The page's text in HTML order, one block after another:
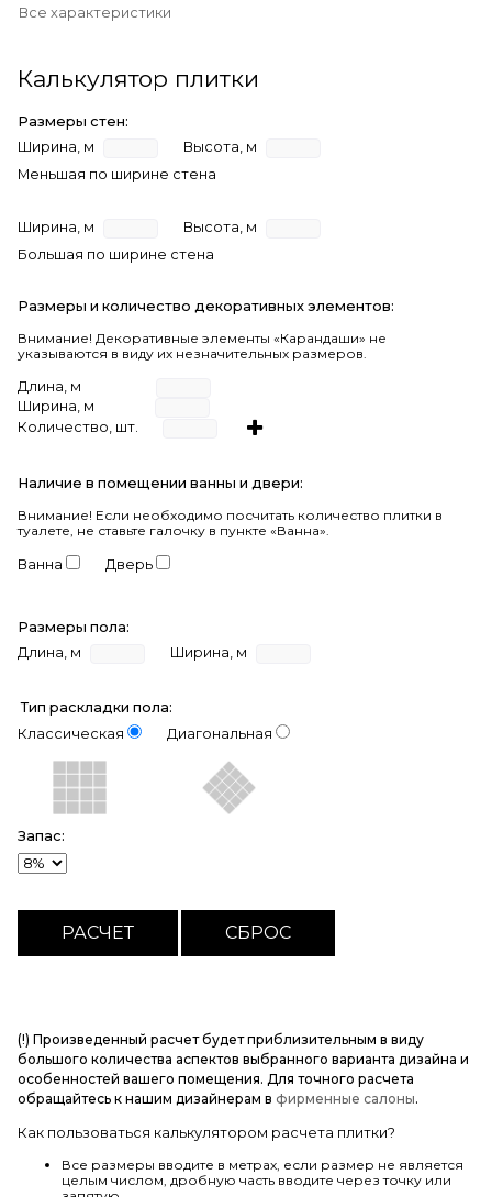
Все характеристики
Калькулятор плитки
Размеры стен:
Ширина, м
Высота, м
Меньшая по ширине стена
Ширина, м
Высота, м
Большая по ширине стена
Размеры и количество декоративных элементов:
Внимание! Декоративные элементы «Карандаши» не
указываются в виду их незначительных размеров.
Длина, м
Ширина, м
Количество, шт.
Наличие в помещении ванны и двери:
Внимание! Если необходимо посчитать количество плитки в
туалете, не ставьте галочку в пункте «Ванна».
Ванна Дверь
Размеры пола:
Длина, м
Ширина, м
Тип раскладки пола:
Классическая
Диагональная
Запас:
(!) Произведенный расчет будет приблизительным в виду
большого количества аспектов выбранного варианта дизайна и
особенностей вашего помещения. Для точного расчета
обращайтесь к нашим дизайнерам в фирменные салоны.
Как пользоваться калькулятором расчета плитки?
Все размеры вводите в метрах, если размер не является
целым числом, дробную часть вводите через точку или